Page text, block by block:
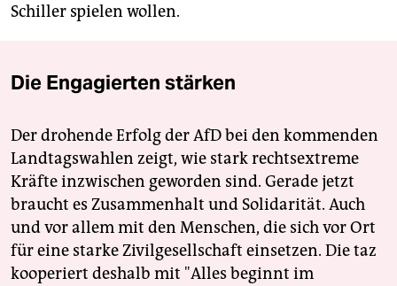
Schiller spielen wollen.
Die Engagierten stärken
Der drohende Erfolg der AfD bei den kommenden
Landtagswahlen zeigt, wie stark rechtsextreme
Kräfte inzwischen geworden sind. Gerade jetzt
braucht es Zusammenhalt und Solidarität. Auch
und vor allem mit den Menschen, die sich vor Ort
für eine starke Zivilgesellschaft einsetzen. Die taz
kooperiert deshalb mit "Alles beginnt im